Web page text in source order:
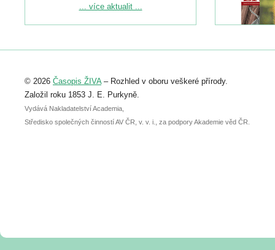
Podrobnější informace ke konferenci
Registrovat se můžete do 6. září.
abstraktu přihlášené přednášky nebo
posteru je už 30. června.
... více aktualit ...
© 2026 Časopis ŽIVA– Rozhled v oboru veškeré přírody.
Založil roku 1853 J. E. Purkyně.
Vydává Nakladatelství Academia,
Středisko společných činností AV ČR, v. v. i., za podpory Akademie věd ČR.